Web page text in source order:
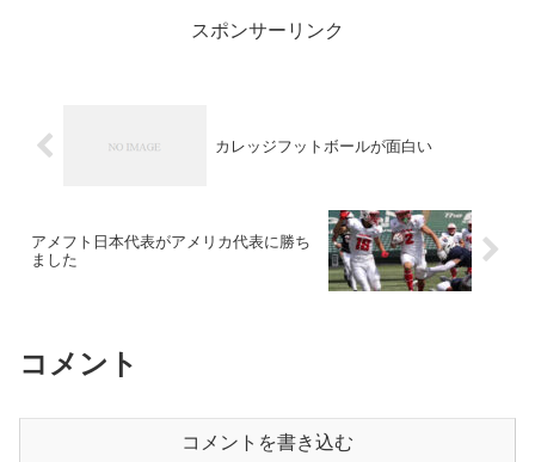
スポンサーリンク
カレッジフットボールが面白い
アメフト日本代表がアメリカ代表に勝ち
ました
コメント
コメントを書き込む